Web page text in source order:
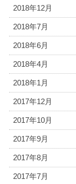
2018年12月
2018年7月
2018年6月
2018年4月
2018年1月
2017年12月
2017年10月
2017年9月
2017年8月
2017年7月